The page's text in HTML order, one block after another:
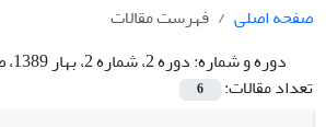
صفحه اصلی
فهرست مقالات
دوره و شماره:دوره 2، شماره 2، بهار 1389، صفحه 1-135
تعداد مقالات:
6